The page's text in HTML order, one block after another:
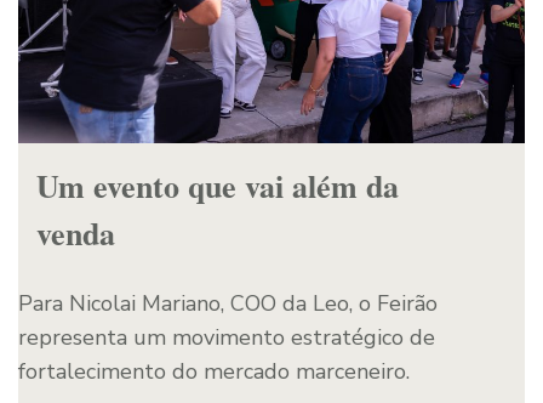
Um evento que vai além da
venda
Para Nicolai Mariano, COO da Leo, o Feirão
representa um movimento estratégico de
fortalecimento do mercado marceneiro.